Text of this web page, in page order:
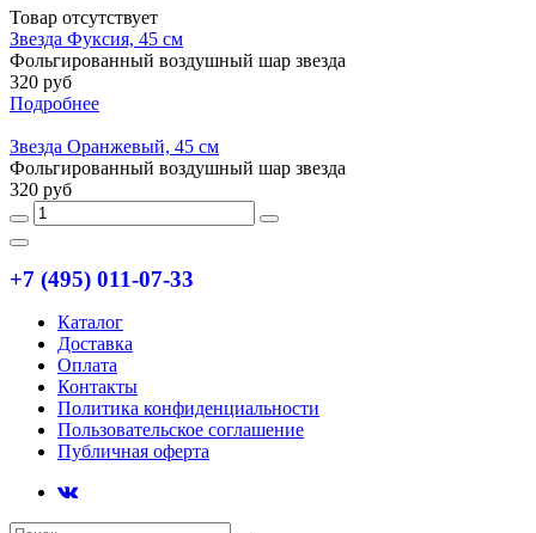
Товар отсутствует
Звезда Фуксия, 45 см
Фольгированный воздушный шар звезда
320 руб
Подробнее
Звезда Оранжевый, 45 см
Фольгированный воздушный шар звезда
320 руб
+7 (495) 011-07-33
Каталог
Доставка
Оплата
Контакты
Политика конфиденциальности
Пользовательское соглашение
Публичная оферта